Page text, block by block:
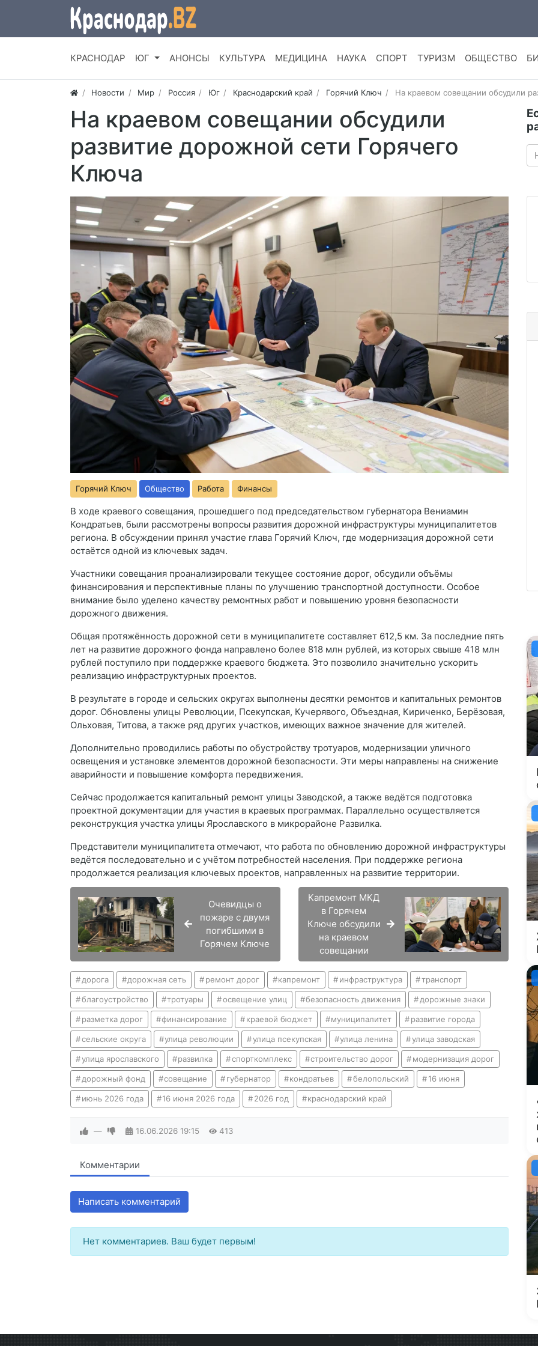
КРАСНОДАР ЮГ АНОНСЫ КУЛЬТУРА МЕДИЦИНА НАУКА СПОРТ ТУРИЗМ ОБЩЕСТВО
Новости Мир Россия Юг Краснодарский край Горячий Ключ На краевом совещании обсудили
На краевом совещании обсудили
развитие дорожной сети Горячего
Ключа
Горячий Ключ Общество Работа Финансы
В ходе краевого совещания, прошедшего под председательством губернатора Вениамин
Кондратьев, были рассмотрены вопросы развития дорожной инфраструктуры муниципалитетов
региона. В обсуждении принял участие глава Горячий Ключ, где модернизация дорожной сети
остаётся одной из ключевых задач.
Участники совещания проанализировали текущее состояние дорог, обсудили объёмы
финансирования и перспективные планы по улучшению транспортной доступности. Особое
внимание было уделено качеству ремонтных работ и повышению уровня безопасности
дорожного движения.
Общая протяжённость дорожной сети в муниципалитете составляет 612,5 км. За последние пять
лет на развитие дорожного фонда направлено более 818 млн рублей, из которых свыше 418 млн
рублей поступило при поддержке краевого бюджета. Это позволило значительно ускорить
реализацию инфраструктурных проектов.
В результате в городе и сельских округах выполнены десятки ремонтов и капитальных ремонтов
дорог. Обновлены улицы Революции, Псекупская, Кучерявого, Объездная, Кириченко, Берёзовая,
Ольховая, Титова, а также ряд других участков, имеющих важное значение для жителей.
Дополнительно проводились работы по обустройству тротуаров, модернизации уличного
освещения и установке элементов дорожной безопасности. Эти меры направлены на снижение
аварийности и повышение комфорта передвижения.
Сейчас продолжается капитальный ремонт улицы Заводской, а также ведётся подготовка
проектной документации для участия в краевых программах. Параллельно осуществляется
реконструкция участка улицы Ярославского в микрорайоне Развилка.
Представители муниципалитета отмечают, что работа по обновлению дорожной инфраструктуры
ведётся последовательно и с учётом потребностей населения. При поддержке региона
продолжается реализация ключевых проектов, направленных на развитие территории.
Очевидцы о
пожаре с двумя
погибшими в
Горячем Ключе
Капремонт МКД
в Горячем
Ключе обсудили
на краевом
совещании
дорога дорожная сеть ремонт дорог капремонт инфраструктура транспорт
благоустройство тротуары освещение улиц безопасность движения дорожные знаки
разметка дорог финансирование краевой бюджет муниципалитет развитие города
сельские округа улица революции улица псекупская улица ленина улица заводская
улица ярославского развилка спорткомплекс строительство дорог модернизация дорог
дорожный фонд совещание губернатор кондратьев белопольский 16 июня
июнь 2026 года 16 июня 2026 года 2026 год краснодарский край
— 16.06.2026 19:15 413
Комментарии
Написать комментарий
Нет комментариев. Ваш будет первым!